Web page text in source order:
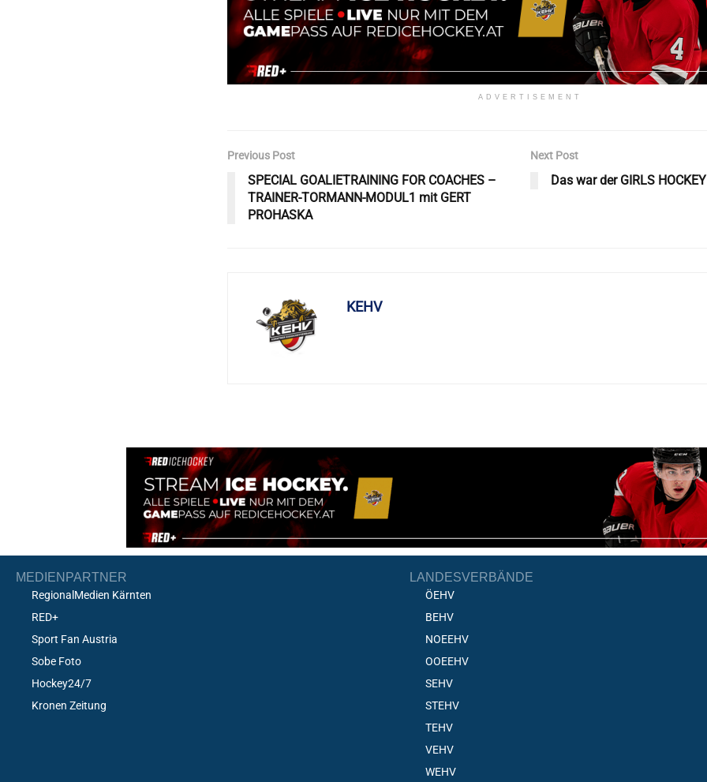
ADVERTISEMENT
Previous Post
SPECIAL GOALIETRAINING FOR COACHES –
TRAINER-TORMANN-MODUL1 mit GERT
PROHASKA
Next Post
Das war der GIRLS
KEHV
MEDIENPARTNER
RegionalMedien Kärnten
RED+
Sport Fan Austria
Sobe Foto
Hockey24/7
Kronen Zeitung
LANDESVERBÄNDE
ÖEHV
BEHV
NOEEHV
OOEEHV
SEHV
STEHV
TEHV
VEHV
WEHV